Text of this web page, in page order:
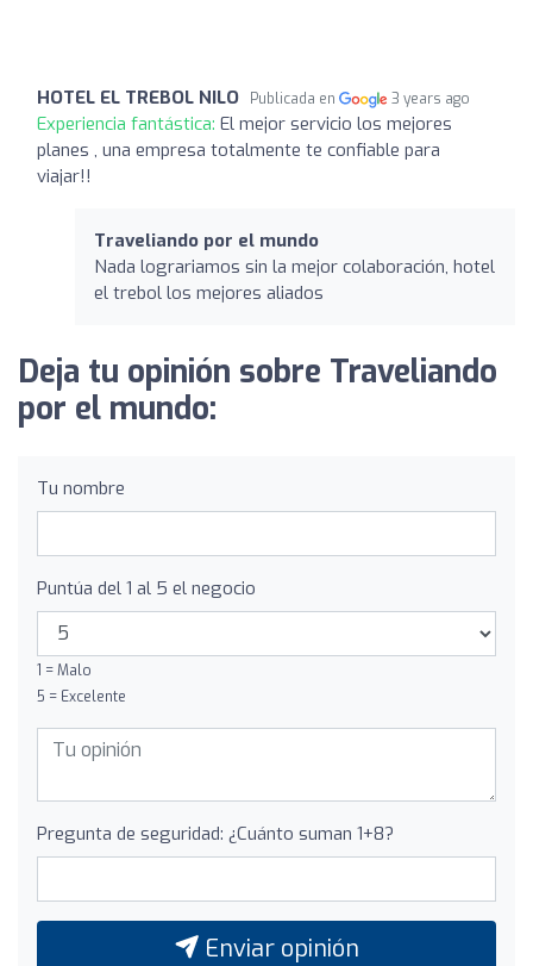
HOTEL EL TREBOL NILO Publicada en 3 years ago
Experiencia fantástica: El mejor servicio los mejores
planes , una empresa totalmente te confiable para
viajar!!
Traveliando por el mundo
Nada lograriamos sin la mejor colaboración, hotel
el trebol los mejores aliados
Deja tu opinión sobre Traveliando
por el mundo:
Tu nombre
Puntúa del 1 al 5 el negocio
1 = Malo
5 = Excelente
Pregunta de seguridad: ¿Cuánto suman 1+8?
Enviar opinión